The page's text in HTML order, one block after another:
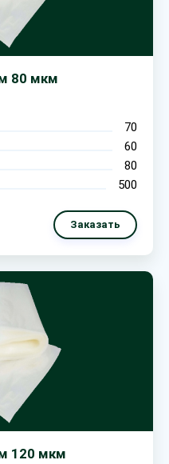
80 мкм
70
60
80
500
Заказать
120 мкм